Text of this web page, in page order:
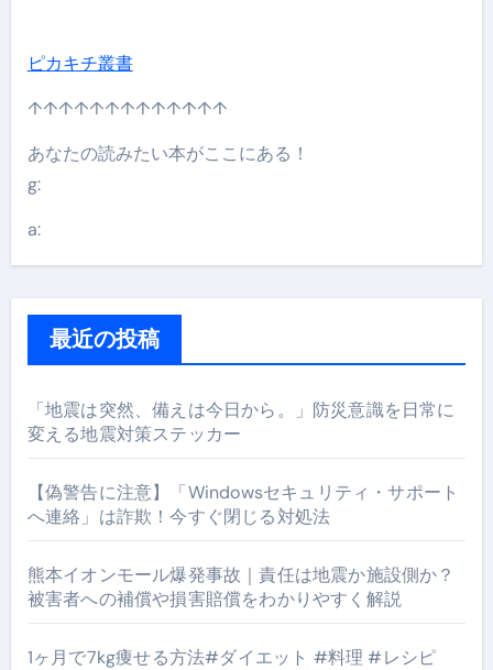
ピカキチ叢書
↑↑↑↑↑↑↑↑↑↑↑↑↑
あなたの読みたい本がここにある！
g:
a:
最近の投稿
「地震は突然、備えは今日から。」防災意識を日常に
変える地震対策ステッカー
【偽警告に注意】「Windowsセキュリティ・サポート
へ連絡」は詐欺！今すぐ閉じる対処法
熊本イオンモール爆発事故｜責任は地震か施設側か？
被害者への補償や損害賠償をわかりやすく解説
1ヶ月で7kg痩せる方法#ダイエット #料理 #レシピ